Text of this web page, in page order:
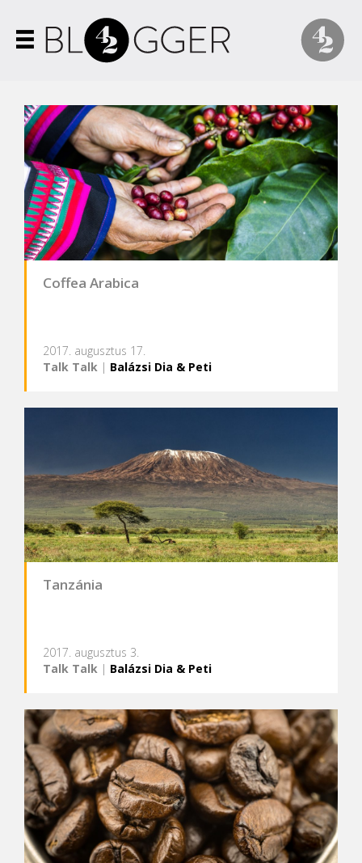
Coffea Arabica
2017. augusztus 17.
Talk Talk | Balázsi Dia & Peti
Tanzánia
2017. augusztus 3.
Talk Talk | Balázsi Dia & Peti